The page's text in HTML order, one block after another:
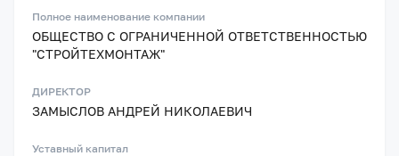
Полное наименование компании
ОБЩЕСТВО С ОГРАНИЧЕННОЙ ОТВЕТСТВЕННОСТЬЮ
"СТРОЙТЕХМОНТАЖ"
ДИРЕКТОР
ЗАМЫСЛОВ АНДРЕЙ НИКОЛАЕВИЧ
Уставный капитал